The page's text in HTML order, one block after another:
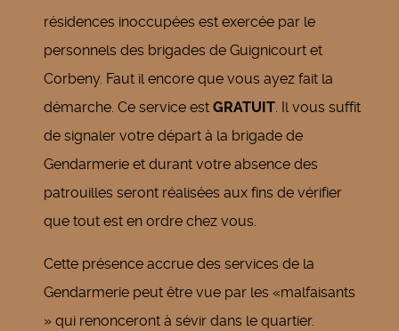
résidences inoccupées est exercée par le
personnels des brigades de Guignicourt et
Corbeny. Faut il encore que vous ayez fait la
démarche. Ce service est GRATUIT. Il vous suffit
de signaler votre départ à la brigade de
Gendarmerie et durant votre absence des
patrouilles seront réalisées aux fins de vérifier
que tout est en ordre chez vous.
Cette présence accrue des services de la
Gendarmerie peut être vue par les «malfaisants
» qui renonceront à sévir dans le quartier.